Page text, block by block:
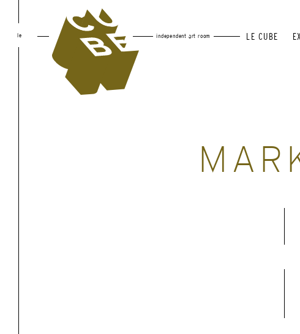
le independent art room LE CUBE